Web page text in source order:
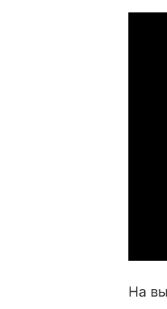
На